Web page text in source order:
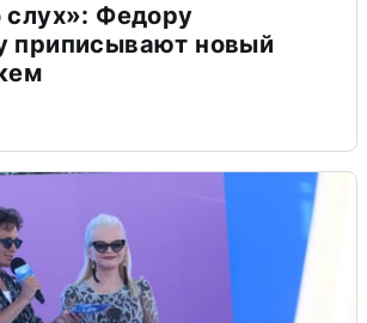
слух»: Федору
приписывают новый